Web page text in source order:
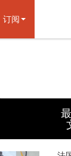
订阅